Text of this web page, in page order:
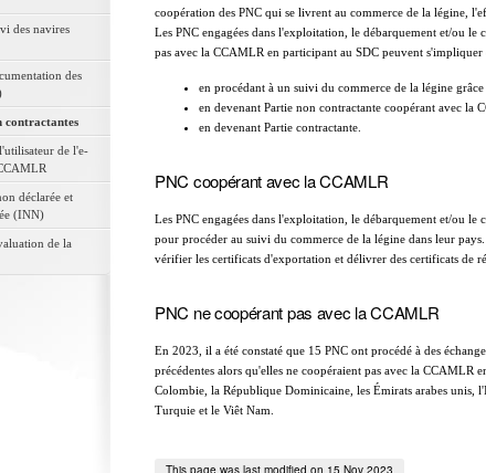
des navires
des
contractantes
de l'e-
déclarée et
(INN)
de la
coopération des PNC qui se livrent au commerce de la légine,
Les PNC engagées dans l'exploitation, le débarquement et/ou
pas avec la CCAMLR en participant au SDC peuvent s'impliquer
en procédant à un suivi du commerce de la légine
en devenant Partie non contractante coopérant avec la
en devenant Partie contractante.
PNC coopérant avec la CCAMLR
Les PNC engagées dans l'exploitation, le débarquement et/ou
pour procéder au suivi du commerce de la légine dans leur
vérifier les certificats d'exportation et délivrer des certificats de
PNC ne coopérant pas avec la CCAMLR
En 2023, il a été constaté que 15 PNC ont procédé à des
précédentes alors qu'elles ne coopéraient pas avec la CCAMLR
Colombie, la République Dominicaine, les Émirats arabes unis,
Turquie et le Viêt Nam.
This page was last modified on 15 Nov 2023